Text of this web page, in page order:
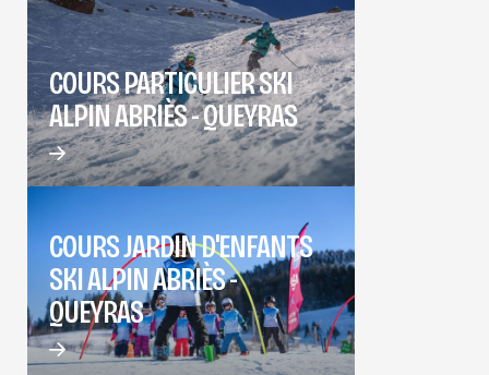
COURS PARTICULIER SKI
ALPIN ABRIÈS - QUEYRAS
COURS JARDIN D'ENFANTS
SKI ALPIN ABRIÈS -
QUEYRAS